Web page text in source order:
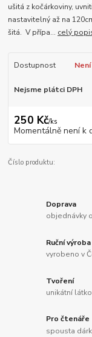
ušitá z kočárkoviny,
nastavitelný až na
šitá. V přípa... celý
Dostupnost
Nejsme plátci DPH
250 Kč/ks
Momentálně není k
Číslo produktu:
Doprava
objednávky
Ruční výroba
vyrobeno v
Tvoření
unikátní
Pro čtenáře
spousta